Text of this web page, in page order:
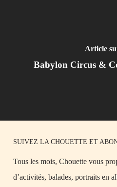
Article
Babylon Circus &
SUIVEZ LA CHOUETTE ET
Tous les mois, Chouette vous
d’activités, balades, portraits en